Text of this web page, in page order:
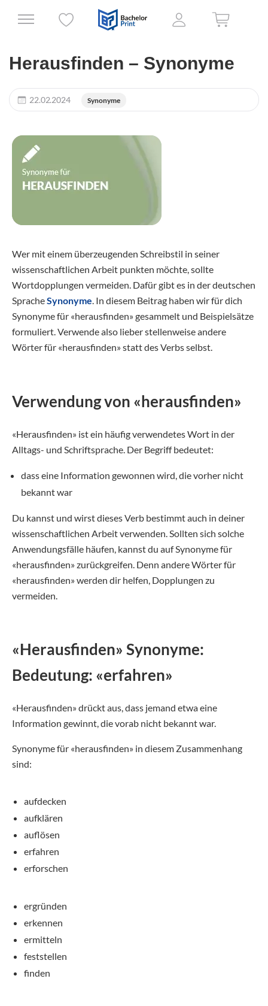
Herausfinden – Synonyme
22.02.2024 Synonyme
Wer mit einem überzeugenden Schreibstil in seiner
wissenschaftlichen Arbeit punkten möchte, sollte
Wortdopplungen vermeiden. Dafür gibt es in der deutschen
SpracheSynonyme. In diesem Beitrag haben wir für dich
Synonyme für «herausfinden» gesammelt und Beispielsätze
formuliert. Verwende also lieber stellenweise andere
Wörter für «herausfinden» statt des Verbs selbst.
Verwendung von «herausfinden»
«Herausfinden» ist ein häufig verwendetes Wort in der
Alltags- und Schriftsprache. Der Begriff bedeutet:
dass eine Information gewonnen wird, die vorher nicht
bekannt war
Du kannst und wirst dieses Verb bestimmt auch in deiner
wissenschaftlichen Arbeit verwenden. Sollten sich solche
Anwendungsfälle häufen, kannst du auf Synonyme für
«herausfinden» zurückgreifen. Denn andere Wörter für
«herausfinden» werden dir helfen, Dopplungen zu
vermeiden.
«Herausfinden» Synonyme:
Bedeutung: «erfahren»
«Herausfinden» drückt aus, dass jemand etwa eine
Information gewinnt, die vorab nicht bekannt war.
Synonyme für «herausfinden» in diesem Zusammenhang
sind:
aufdecken
aufklären
auflösen
erfahren
erforschen
ergründen
erkennen
ermitteln
feststellen
finden